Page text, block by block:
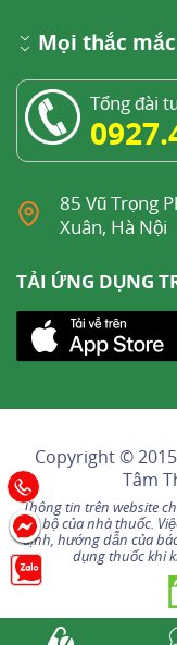
Mọi thắc
Tổng đài
85 Vũ Trọng
Xuân, Hà Nội
TẢI ỨNG DỤNG
Copyright ©
Tâm
Thông tin trên website
nội bộ của nhà thuốc.
định, hướng dẫn của
dụng thuốc khi